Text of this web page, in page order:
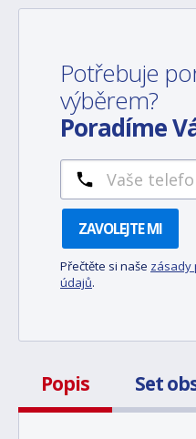
Potřebuje
výběrem?
Poradíme
ZAVOLEJTE MI
Přečtěte si naše zásady
údajů.
Popis Set